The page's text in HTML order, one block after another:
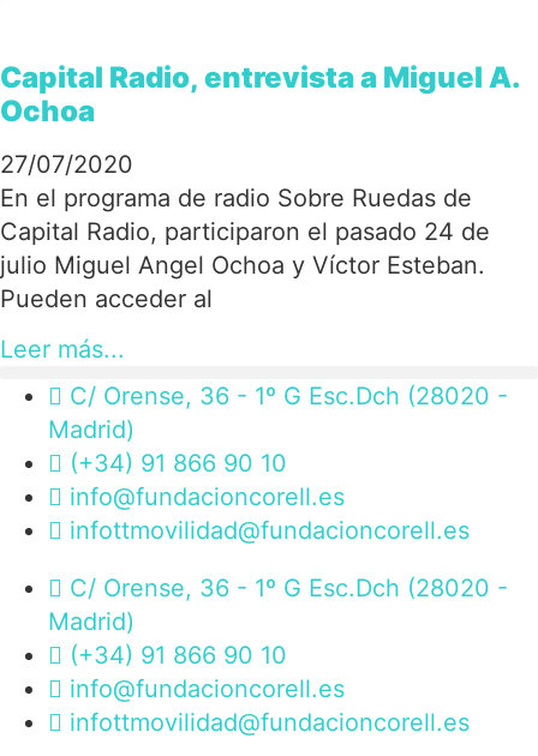
Capital Radio, entrevista a Miguel A.
Ochoa
27/07/2020
En el programa de radio Sobre Ruedas de
Capital Radio, participaron el pasado 24 de
julio Miguel Angel Ochoa y Víctor Esteban.
Pueden acceder al
Leer más...
C/ Orense, 36 - 1º G Esc.Dch (28020 -
Madrid)
(+34) 91 866 90 10
info@fundacioncorell.es
infottmovilidad@fundacioncorell.es
C/ Orense, 36 - 1º G Esc.Dch (28020 -
Madrid)
(+34) 91 866 90 10
info@fundacioncorell.es
infottmovilidad@fundacioncorell.es